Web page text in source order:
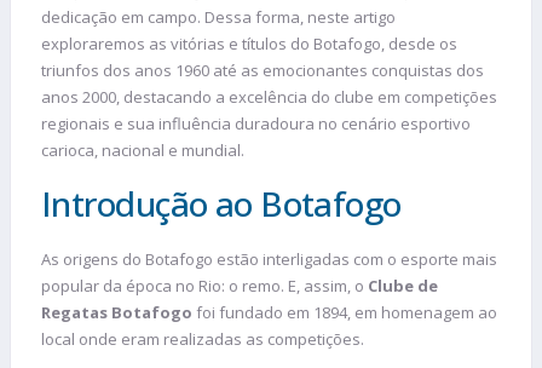
dedicação em campo. Dessa forma, neste artigo
exploraremos as vitórias e títulos do Botafogo, desde os
triunfos dos anos 1960 até as emocionantes conquistas dos
anos 2000, destacando a excelência do clube em competições
regionais e sua influência duradoura no cenário esportivo
carioca, nacional e mundial.
Introdução ao Botafogo
As origens do Botafogo estão interligadas com o esporte mais
popular da época no Rio: o remo. E, assim, o Clube de
Regatas Botafogo foi fundado em 1894, em homenagem ao
local onde eram realizadas as competições.